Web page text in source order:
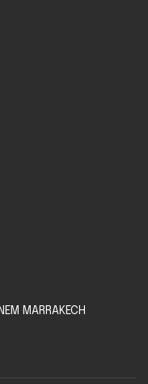
MARRAKECH